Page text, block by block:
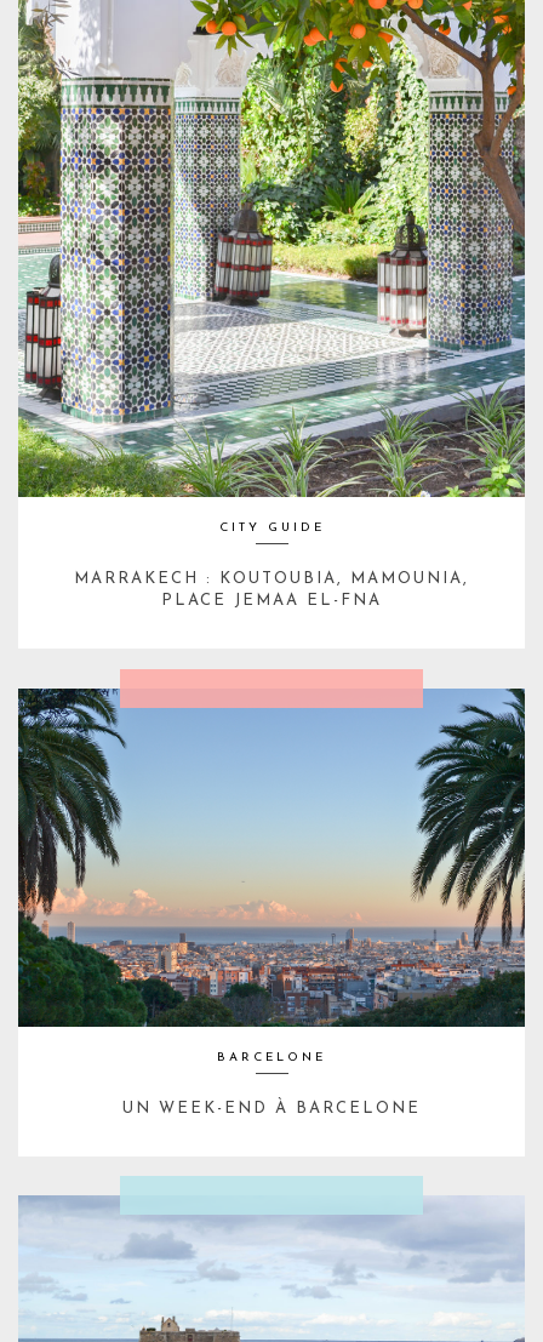
CITY GUIDE
MARRAKECH : KOUTOUBIA, MAMOUNIA,
PLACE JEMAA EL-FNA
BARCELONE
UN WEEK-END À BARCELONE